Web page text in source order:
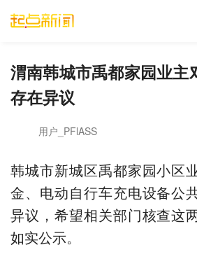
渭南韩城市禹都家园业主
存在异议
用户_PFlASS
韩城市新城区禹都家园小区
金、电动自行车充电设备公
异议，希望相关部门核查这
如实公示。